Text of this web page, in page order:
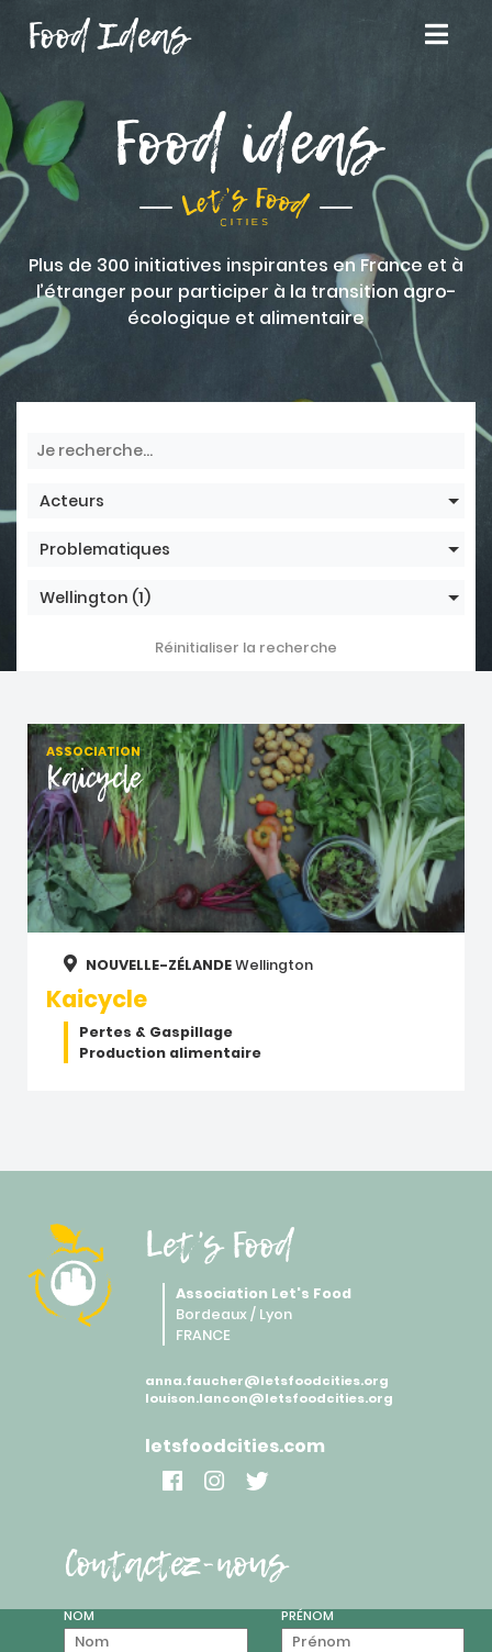
Food Ideas
Food ideas
Plus de 300 initiatives inspirantes en France et à
l’étranger pour participer à la transition agro-
écologique et alimentaire
Acteurs
Problematiques
Wellington (1)
Réinitialiser la recherche
ASSOCIATION
Kaicycle
NOUVELLE-ZÉLANDEWellington
Kaicycle
Pertes & Gaspillage
Production alimentaire
Let's Food
Association Let's Food
Bordeaux / Lyon
FRANCE
anna.faucher@letsfoodcities.org
louison.lancon@letsfoodcities.org
letsfoodcities.com
Contactez-nous
NOM PRÉNOM